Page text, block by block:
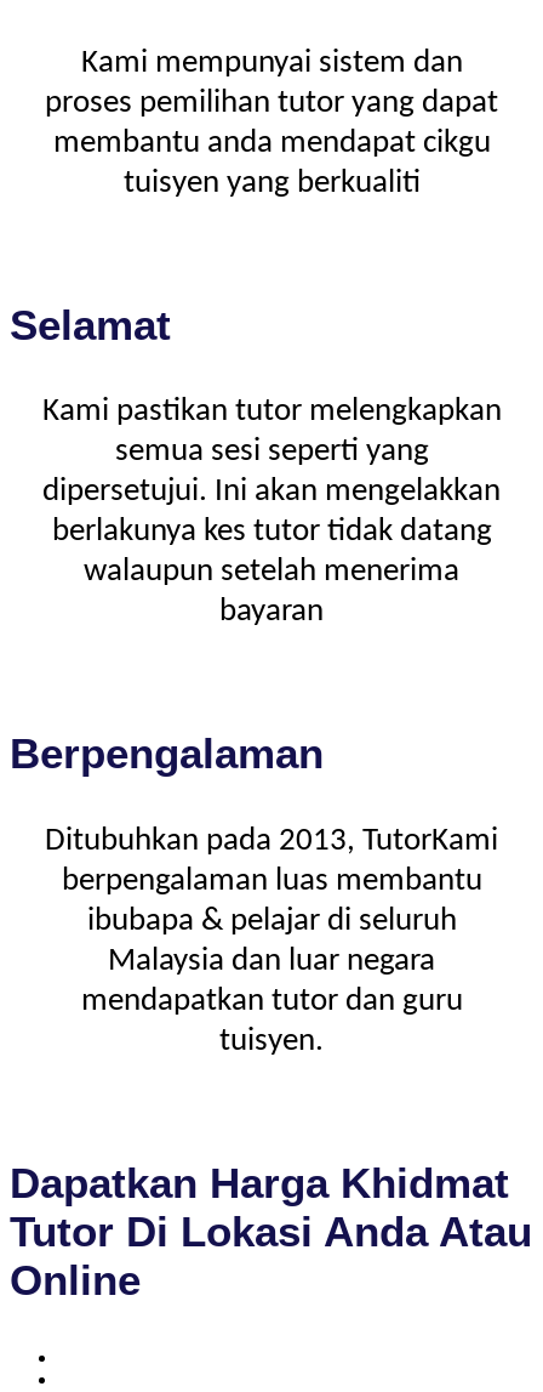
Kami mempunyai sistem dan
proses pemilihan tutor yang dapat
membantu anda mendapat cikgu
tuisyen yang berkualiti
Selamat
Kami pastikan tutor melengkapkan
semua sesi seperti yang
dipersetujui. Ini akan mengelakkan
berlakunya kes tutor tidak datang
walaupun setelah menerima
bayaran
Berpengalaman
Ditubuhkan pada 2013, TutorKami
berpengalaman luas membantu
ibubapa & pelajar di seluruh
Malaysia dan luar negara
mendapatkan tutor dan guru
tuisyen.
Dapatkan Harga Khidmat
Tutor Di Lokasi Anda Atau
Online